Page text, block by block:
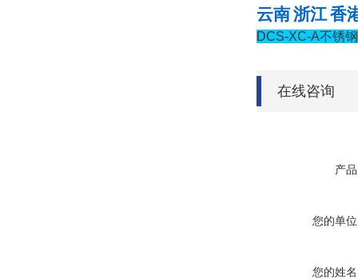
云南浙江香
DCS-XC-A不锈
在线咨询
产
您的单
您的姓